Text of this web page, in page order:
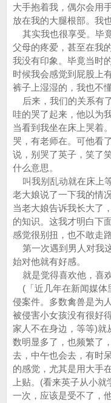
大手抱着我，偶尔会用
放在我的大腿根部。我
其实我也很享受。毕
父母的疼爱，甚至在我
我没有印象。毕竟当时
时候我会感觉到屁股上
裤子上湿湿的，我也不
后来，我们的关系有
哇的哭了起来，他以为
当看到我坐在床上哭着
哭，有老师在。可他看
说，别哭了英子，笑了
什么意思。
叫我别乱动就在床上
老大娘说了一下我的情
当老大娘告诉我长大了
的知识。这我才明白下
感觉很别扭，也不敢走
第一次遇到男人对我
始对他就有好感。
就是觉得喜欢他，喜
(「近几年在新闻媒体
侵案件。多数禽兽是为
被侵害小女孩没有很好
家人不在身边，等等)就
数明显多了，也频繁了
去，中午也会去，有时
的感觉，尤其是用大手
上贴。(看来英子从小
一次，应该是受不了，